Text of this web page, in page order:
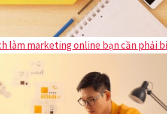
làm marketing online bạn cần phải